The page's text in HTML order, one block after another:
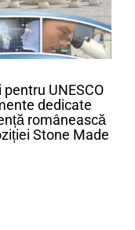
UNESCO
dedicate
românească
Stone Made